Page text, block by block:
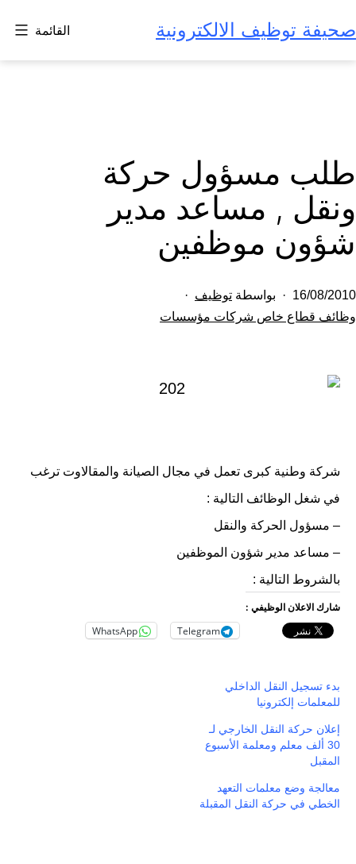
إلى
المحتوى
صحيفة توظيف الالكترونية القائمة
طلب مسؤول حركة
ونقل , مساعد مدير
شؤون موظفين
تم
النشر
16/08/2010 بواسطة توظيف
مصنف
وظائف قطاع خاص شركات مؤسسات
شركة وطنية كبرى تعمل في مجال الصيانة والمقالاوت ترغب
في شغل الوظائف التالية :
– مسؤول الحركة والنقل
– مساعد مدير شؤون الموظفين
بالشروط التالية :
شارك الاعلان الوظيفي :
Telegram
WhatsApp
بدء تسجيل النقل الداخلي
للمعلمات إلكترونيا
إعلان حركة النقل الخارجي لـ
30 ألف معلم ومعلمة الأسبوع
المقبل
معالجة وضع معلمات التعهد
الخطي في حركة النقل المقبلة